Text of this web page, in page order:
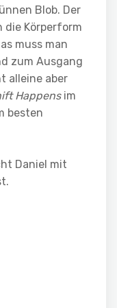
Blob. Der
die Körperform
muss man
zum Ausgang
alleine aber
Happensim
besten
Daniel mit